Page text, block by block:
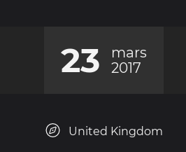
23
mars
2017
United Kingdom